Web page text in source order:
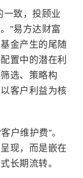
一致，投顾业
”易方达财富
金产生的尾随
置中的潜在利
选、策略构
客户利益为核
户维护费”。
现，而是嵌在
长期流转。